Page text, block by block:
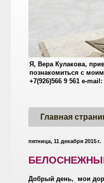
Я, Вера Кулакова,
познакомиться с
+7(926)566 9 561 e-
Главная
пятница, 11 декабря 2015 г.
Добрый день, мои